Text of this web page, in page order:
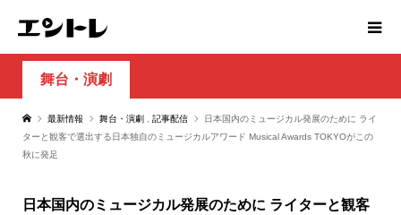
舞台・演劇
最新情報 舞台・演劇 記事配信
日本国内のミュージカル発展のために ライ
ターと観客で選出する日本独自のミュージカルアワード Musical Awards TOKYOがこの
秋に発足
日本国内のミュージカル発展のために ライターと観客